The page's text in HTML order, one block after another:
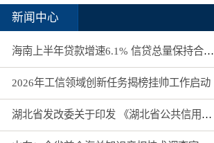
新闻中心
海南上半年贷款增速6.1% 信贷总量保持合理平稳增长
2026年工信领域创新任务揭榜挂帅工作启动
湖北省发改委关于印发 《湖北省公共信用信息目录（2026年版）》的通知